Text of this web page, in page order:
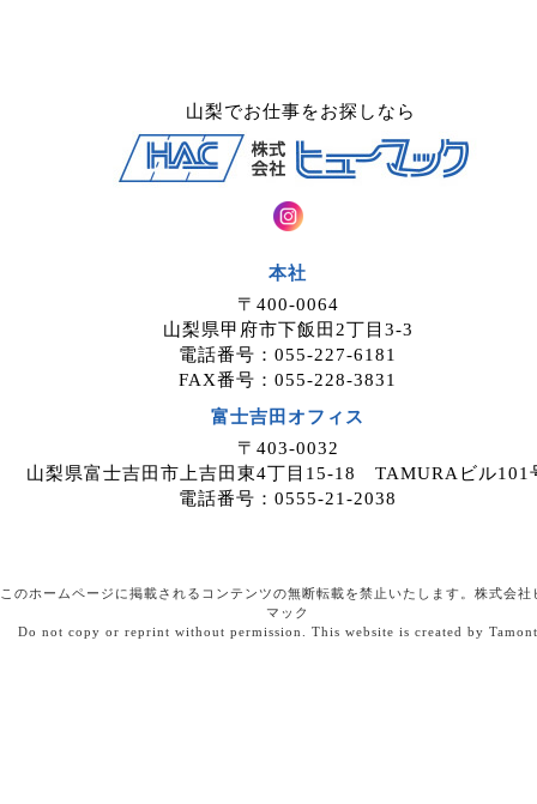
２．第三者提供について
案件紹介希望者情報は、法令に基づく場
合、委託する場合を除き、第三者へ提供
することはありません。
案件紹介希望者情報を、ホームページを
運用しているホスティングサービス事業
者等に委託する場合がありますが、委託
先については、当社が運用する個人情報
保護マネジメントシステムにより管理し
ています。
４．開示等の請求について
案件紹介希望者情報のご本人または代理
人は、案件紹介希望者情報の利用目的の
の停止、ならびに、第三者提供記録の開
示を、当社に申し出ることができます。
ご請求方法は、以下の窓口までお問い合
山梨でお仕事をお探しなら
本社
〒400-0064
山梨県甲府市下飯田2丁目3-3
電話番号：055-227-6181
FAX番号：055-228-3831
富士吉田オフィス
〒403-0032
山梨県富士吉田市上吉田東4丁目15-18 TAMURAビル101
電話番号：0555-21-2038
このホームページに掲載されるコンテンツの無断転載を禁止いたします。株式会社
マック
Do not copy or reprint without permission. This website is created by